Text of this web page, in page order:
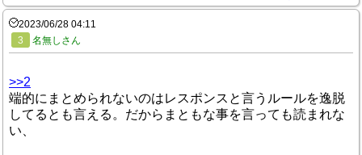
2023/06/28 04:11
3
名無しさん
>>2
端的にまとめられないのはレスポンスと言うルールを逸脱
してるとも言える。だからまともな事を言っても読まれな
い、